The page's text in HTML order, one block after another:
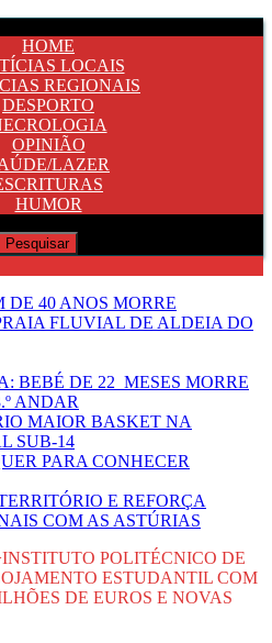
HOME
LOCAIS
REGIONAIS
DESPORTO
OPINIÃO
LAZER
HUMOR
40 ANOS MORRE
FLUVIAL DE ALDEIA DO
BEBÉ DE 22 MESES MORRE
ANDAR
MAIOR BASKET NA
SUB-14
PARA CONHECER
E REFORÇA
COM AS ASTÚRIAS
INSTITUTO POLITÉCNICO DE
ESTUDANTIL COM
DE EUROS E NOVAS